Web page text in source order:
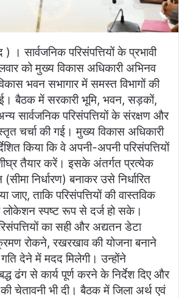
। सार्वजनिक परिसंपत्तियों के प्रभावी
को मुख्य विकास अधिकारी अभिनव
भवन सभागार में समस्त विभागों की
बैठक में सरकारी भूमि, भवन, सड़कों,
अन्य सार्वजनिक परिसंपत्तियों के संरक्षण और
चर्चा की गई। मुख्य विकास अधिकारी
किया कि वे अपनी-अपनी परिसंपत्तियों
तैयार करें। इसके अंतर्गत प्रत्येक
(सीमा निर्धारण) बनाकर उसे निर्धारित
जाए, ताकि परिसंपत्तियों की वास्तविक
लोकेशन स्पष्ट रूप से दर्ज हो सके।
का सही और अद्यतन डेटा
रोकने, रखरखाव की योजना बनाने
देने में मदद मिलेगी। उन्होंने
ढंग से कार्य पूर्ण करने के निर्देश दिए और
की चेतावनी भी दी। बैठक में जिला अर्थ एवं